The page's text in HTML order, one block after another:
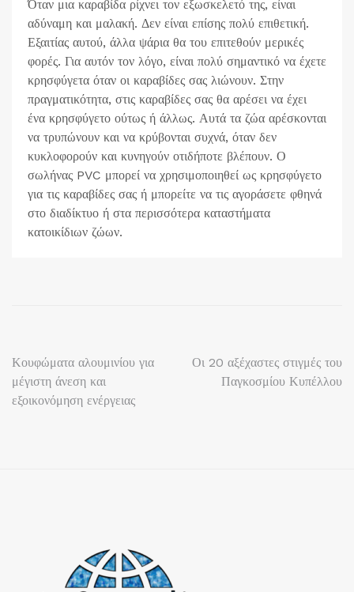
Όταν μια καραβίδα ρίχνει τον εξωσκελετό της, είναι
αδύναμη και μαλακή. Δεν είναι επίσης πολύ επιθετική.
Εξαιτίας αυτού, άλλα ψάρια θα του επιτεθούν μερικές
φορές. Για αυτόν τον λόγο, είναι πολύ σημαντικό να έχετε
κρησφύγετα όταν οι καραβίδες σας λιώνουν. Στην
πραγματικότητα, στις καραβίδες σας θα αρέσει να έχει
ένα κρησφύγετο ούτως ή άλλως. Αυτά τα ζώα αρέσκονται
να τρυπώνουν και να κρύβονται συχνά, όταν δεν
κυκλοφορούν και κυνηγούν οτιδήποτε βλέπουν. Ο
σωλήνας PVC μπορεί να χρησιμοποιηθεί ως κρησφύγετο
για τις καραβίδες σας ή μπορείτε να τις αγοράσετε φθηνά
στο διαδίκτυο ή στα περισσότερα καταστήματα
κατοικίδιων ζώων.
Πλοήγηση
άρθρων
Κουφώματα αλουμινίου για
μέγιστη άνεση και
εξοικονόμηση ενέργειας
Οι 20 αξέχαστες στιγμές του
Παγκοσμίου Κυπέλλου